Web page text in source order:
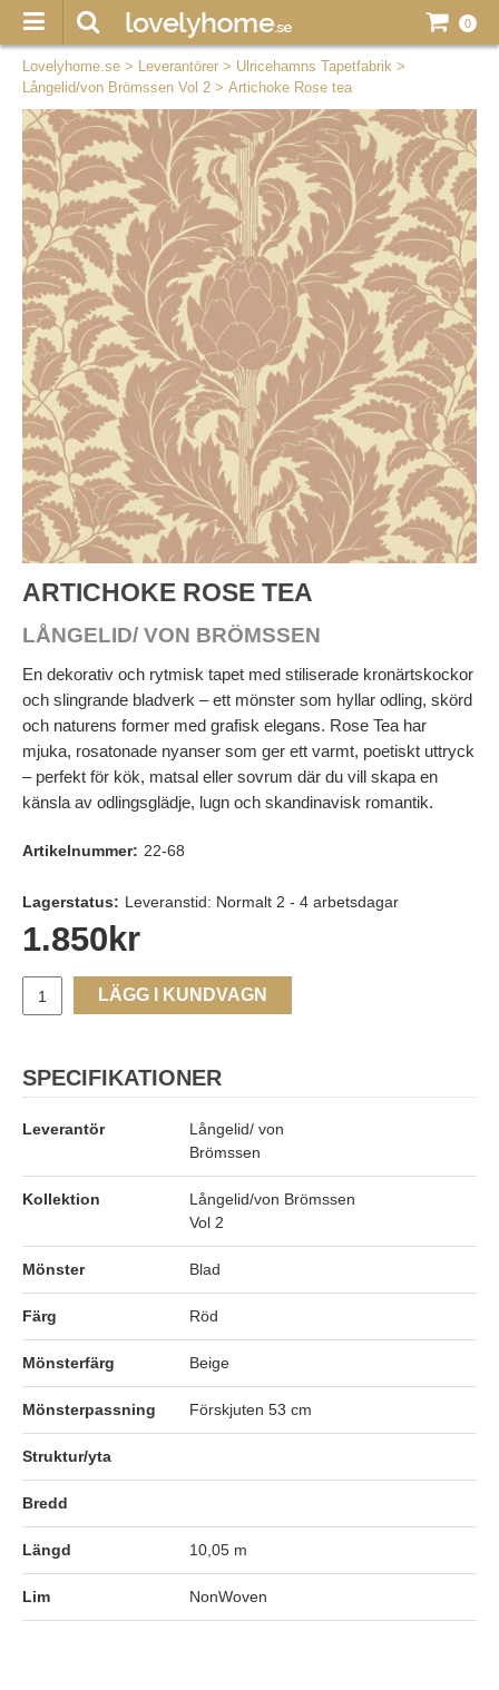
0
Lovelyhome.se > Leverantörer > Ulricehamns Tapetfabrik >
Långelid/von Brömssen Vol 2 > Artichoke Rose tea
ARTICHOKE ROSE TEA
LÅNGELID/ VON BRÖMSSEN
En dekorativ och rytmisk tapet med stiliserade kronärtskockor
och slingrande bladverk – ett mönster som hyllar odling, skörd
och naturens former med grafisk elegans. Rose Tea har
mjuka, rosatonade nyanser som ger ett varmt, poetiskt uttryck
– perfekt för kök, matsal eller sovrum där du vill skapa en
känsla av odlingsglädje, lugn och skandinavisk romantik.
Artikelnummer: 22-68
Lagerstatus: Leveranstid: Normalt 2 - 4 arbetsdagar
1.850 kr
LÄGG I KUNDVAGN
SPECIFIKATIONER
Leverantör
Långelid/ von
Brömssen
Kollektion
Långelid/von Brömssen
Vol 2
Mönster Blad
Färg Röd
Mönsterfärg Beige
Mönsterpassning Förskjuten 53 cm
Struktur/yta
Bredd
Längd 10,05 m
Lim NonWoven